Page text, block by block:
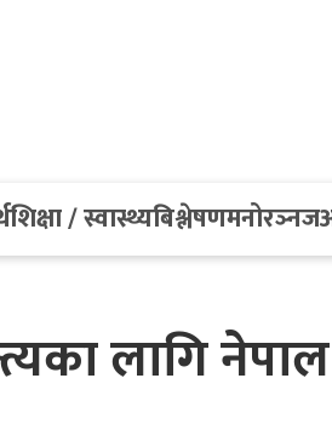
शिक्षा / स्वास्थ्यबिश्लेषणमनोरञ्नज
लागि